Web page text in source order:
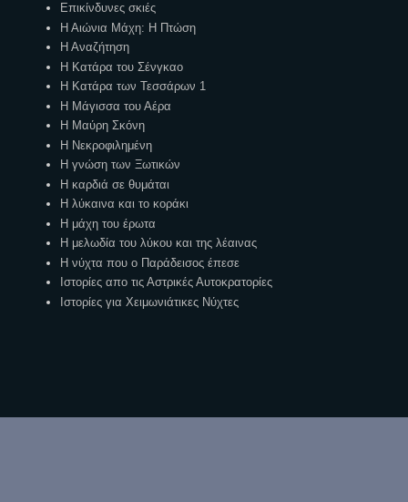
Επικίνδυνες σκιές
Η Αιώνια Μάχη: Η Πτώση
Η Αναζήτηση
Η Κατάρα του Σένγκαο
Η Κατάρα των Τεσσάρων 1
Η Μάγισσα του Αέρα
Η Μαύρη Σκόνη
Η Νεκροφιλημένη
Η γνώση των Ξωτικών
Η καρδιά σε θυμάται
Η λύκαινα και το κοράκι
Η μάχη του έρωτα
Η μελωδία του λύκου και της λέαινας
Η νύχτα που ο Παράδεισος έπεσε
Ιστορίες απο τις Αστρικές Αυτοκρατορίες
Ιστορίες για Χειμωνιάτικες Νύχτες